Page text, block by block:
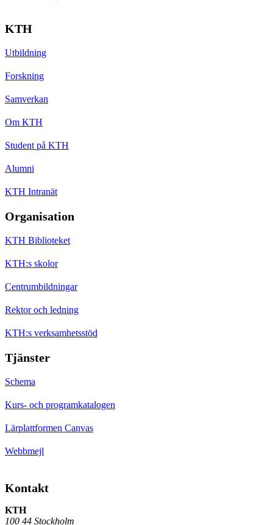
KTH
Utbildning
Forskning
Samverkan
Om KTH
Student på KTH
Alumni
KTH Intranät
Organisation
KTH Biblioteket
KTH:s skolor
Centrumbildningar
Rektor och ledning
KTH:s verksamhetsstöd
Tjänster
Schema
Kurs- och programkatalogen
Lärplattformen Canvas
Webbmejl
Kontakt
KTH
100 44 Stockholm